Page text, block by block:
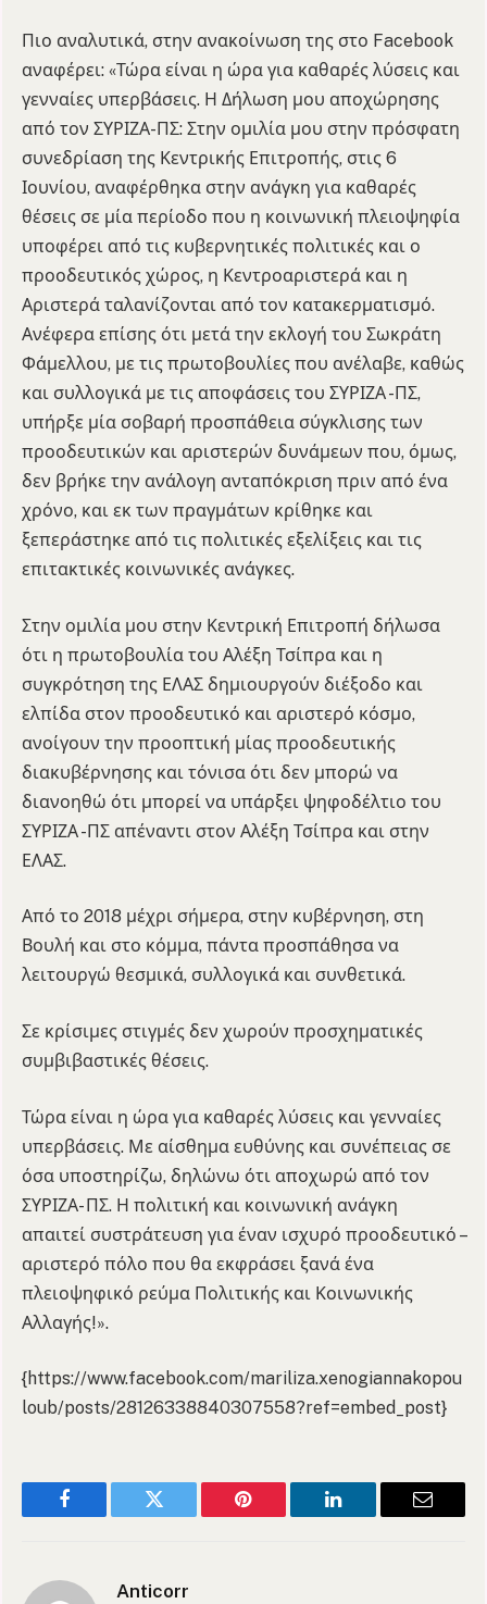
Πιο αναλυτικά, στην ανακοίνωση της στο Facebook
αναφέρει: «Τώρα είναι η ώρα για καθαρές λύσεις και
γενναίες υπερβάσεις. Η Δήλωση μου αποχώρησης
από τον ΣΥΡΙΖΑ-ΠΣ: Στην ομιλία μου στην πρόσφατη
συνεδρίαση της Κεντρικής Επιτροπής, στις 6
Ιουνίου, αναφέρθηκα στην ανάγκη για καθαρές
θέσεις σε μία περίοδο που η κοινωνική πλειοψηφία
υποφέρει από τις κυβερνητικές πολιτικές και ο
προοδευτικός χώρος, η Κεντροαριστερά και η
Αριστερά ταλανίζονται από τον κατακερματισμό.
Ανέφερα επίσης ότι μετά την εκλογή του Σωκράτη
Φάμελλου, με τις πρωτοβουλίες που ανέλαβε, καθώς
και συλλογικά με τις αποφάσεις του ΣΥΡΙΖΑ -ΠΣ,
υπήρξε μία σοβαρή προσπάθεια σύγκλισης των
προοδευτικών και αριστερών δυνάμεων που, όμως,
δεν βρήκε την ανάλογη ανταπόκριση πριν από ένα
χρόνο, και εκ των πραγμάτων κρίθηκε και
ξεπεράστηκε από τις πολιτικές εξελίξεις και τις
επιτακτικές κοινωνικές ανάγκες.
Στην ομιλία μου στην Κεντρική Επιτροπή δήλωσα
ότι η πρωτοβουλία του Αλέξη Τσίπρα και η
συγκρότηση της ΕΛΑΣ δημιουργούν διέξοδο και
ελπίδα στον προοδευτικό και αριστερό κόσμο,
ανοίγουν την προοπτική μίας προοδευτικής
διακυβέρνησης και τόνισα ότι δεν μπορώ να
διανοηθώ ότι μπορεί να υπάρξει ψηφοδέλτιο του
ΣΥΡΙΖΑ -ΠΣ απέναντι στον Αλέξη Τσίπρα και στην
ΕΛΑΣ.
Από το 2018 μέχρι σήμερα, στην κυβέρνηση, στη
Βουλή και στο κόμμα, πάντα προσπάθησα να
λειτουργώ θεσμικά, συλλογικά και συνθετικά.
Σε κρίσιμες στιγμές δεν χωρούν προσχηματικές
συμβιβαστικές θέσεις.
Τώρα είναι η ώρα για καθαρές λύσεις και γενναίες
υπερβάσεις. Με αίσθημα ευθύνης και συνέπειας σε
όσα υποστηρίζω, δηλώνω ότι αποχωρώ από τον
ΣΥΡΙΖΑ- ΠΣ. Η πολιτική και κοινωνική ανάγκη
απαιτεί συστράτευση για έναν ισχυρό προοδευτικό –
αριστερό πόλο που θα εκφράσει ξανά ένα
πλειοψηφικό ρεύμα Πολιτικής και Κοινωνικής
Αλλαγής!».
{https://www.facebook.com/mariliza.xenogiannakopou
loub/posts/28126338840307558?ref=embed_post}
Facebook Twitter Pinterest LinkedIn Email
Anticorr